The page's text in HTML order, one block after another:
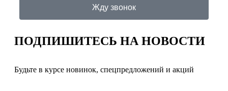
Жду звонок
ПОДПИШИТЕСЬ НА НОВОСТИ
Будьте в курсе новинок, спецпредложений и акций